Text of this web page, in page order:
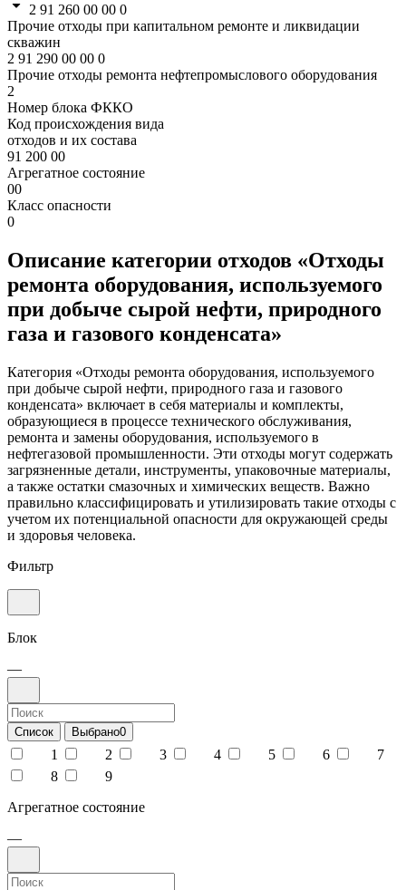
2 91 260 00 00 0
Прочие отходы при капитальном ремонте и ликвидации
скважин
2 91 290 00 00 0
Прочие отходы ремонта нефтепромыслового оборудования
2
Номер блока ФККО
Код происхождения вида
отходов и их состава
91 200 00
Агрегатное состояние
00
Класс опасности
0
Описание категории отходов «Отходы
ремонта оборудования, используемого
при добыче сырой нефти, природного
газа и газового конденсата»
Категория «Отходы ремонта оборудования, используемого
при добыче сырой нефти, природного газа и газового
конденсата» включает в себя материалы и комплекты,
образующиеся в процессе технического обслуживания,
ремонта и замены оборудования, используемого в
нефтегазовой промышленности. Эти отходы могут содержать
загрязненные детали, инструменты, упаковочные материалы,
а также остатки смазочных и химических веществ. Важно
правильно классифицировать и утилизировать такие отходы с
учетом их потенциальной опасности для окружающей среды
и здоровья человека.
Фильтр
Блок
—
Список Выбрано0
1 2 3 4 5 6
7
8
9
Агрегатное состояние
—